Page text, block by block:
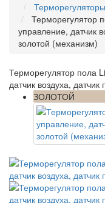
Терморегуляторы
Терморегулятор
управление, датчик
золотой (механизм)
Терморегулятор пола
датчик воздуха,
ЗОЛОТОЙ